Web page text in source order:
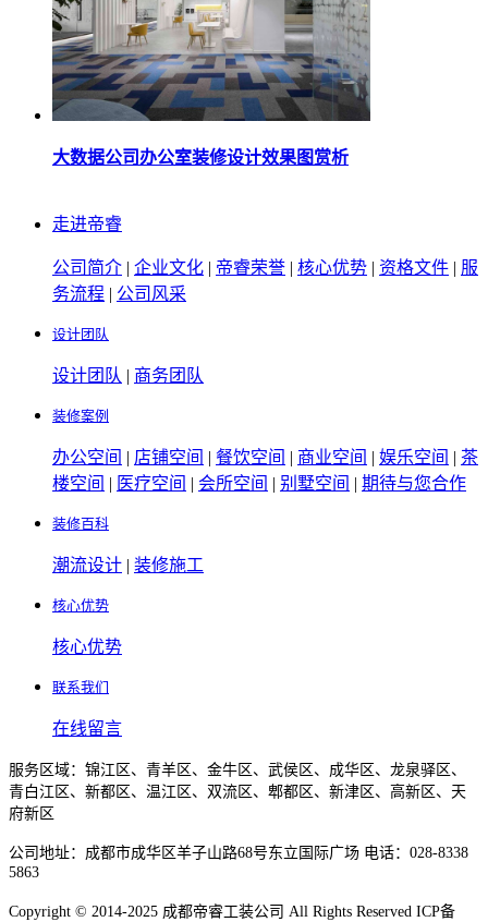
大数据公司办公室装修设计效果图赏析
走进帝睿
公司简介 | 企业文化 | 帝睿荣誉 | 核心优势 | 资格文件 | 服
务流程 | 公司风采
设计团队
设计团队 | 商务团队
装修案例
办公空间 | 店铺空间 | 餐饮空间 | 商业空间 | 娱乐空间 | 茶
楼空间 | 医疗空间 | 会所空间 | 别墅空间 | 期待与您合作
装修百科
潮流设计 | 装修施工
核心优势
核心优势
联系我们
在线留言
服务区域：锦江区、青羊区、金牛区、武侯区、成华区、龙泉驿区、
青白江区、新都区、温江区、双流区、郫都区、新津区、高新区、天
府新区
公司地址：成都市成华区羊子山路68号东立国际广场 电话：028-8338
5863
Copyright © 2014-2025 成都帝睿工装公司 All Rights Reserved ICP备